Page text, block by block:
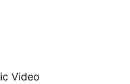
Video